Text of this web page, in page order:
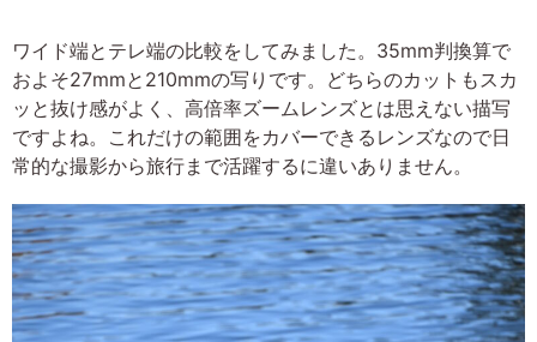
ワイド端とテレ端の比較をしてみました。35mm判換算で
およそ27mmと210mmの写りです。どちらのカットもスカ
ッと抜け感がよく、高倍率ズームレンズとは思えない描写
ですよね。これだけの範囲をカバーできるレンズなので日
常的な撮影から旅行まで活躍するに違いありません。